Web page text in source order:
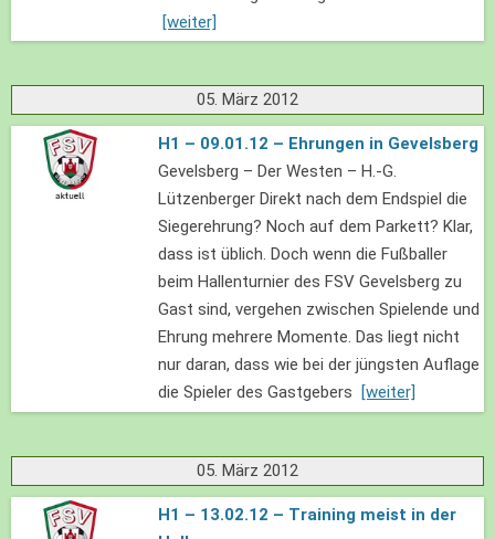
[weiter]
05. März 2012
H1 – 09.01.12 – Ehrungen in Gevelsberg
Gevelsberg – Der Westen – H.-G.
Lützenberger Direkt nach dem Endspiel die
Siegerehrung? Noch auf dem Parkett? Klar,
dass ist üblich. Doch wenn die Fußballer
beim Hallenturnier des FSV Gevelsberg zu
Gast sind, vergehen zwischen Spielende und
Ehrung mehrere Momente. Das liegt nicht
nur daran, dass wie bei der jüngsten Auflage
die Spieler des Gastgebers
[weiter]
05. März 2012
H1 – 13.02.12 – Training meist in der